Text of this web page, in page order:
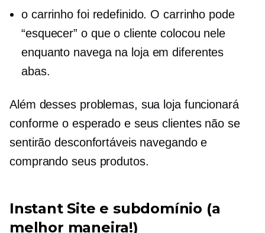
o carrinho foi redefinido. O carrinho pode
“esquecer” o que o cliente colocou nele
enquanto navega na loja em diferentes
abas.
Além desses problemas, sua loja funcionará
conforme o esperado e seus clientes não se
sentirão desconfortáveis ​​navegando e
comprando seus produtos.
Instant Site e subdomínio (a
melhor maneira!)